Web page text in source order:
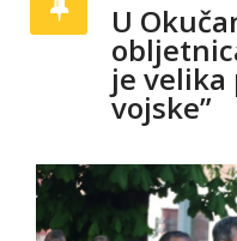
U
je velika
vojske”